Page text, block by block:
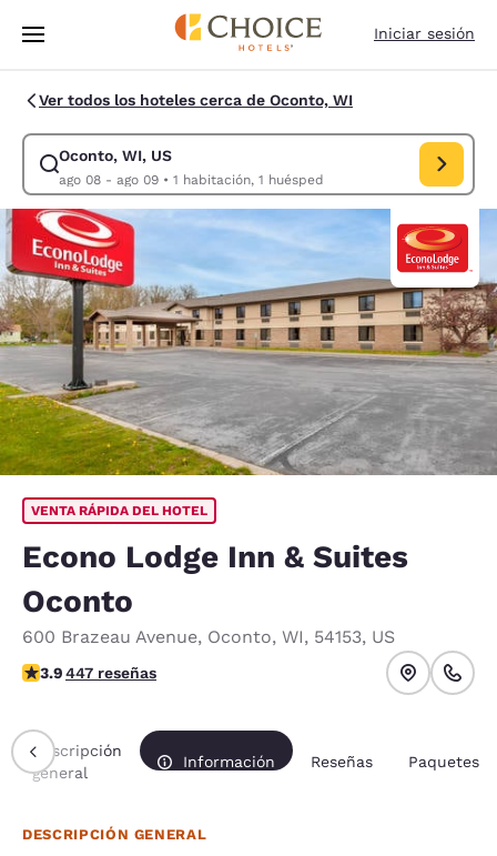
Pasar A Contenido Principal
Iniciar sesión
Ver todos los hoteles cerca de Oconto, WI
Oconto, WI, US
ago 08 - ago 09• 1 habitación, 1 huésped
Modificar la búsqueda de Oconto, WI, US. Fecha de check-in ago 08,
VENTA RÁPIDA DEL HOTEL
Econo Lodge Inn & Suites
Oconto
600 Brazeau Avenue, Oconto, WI, 54153, US
calificación de 3.91 estrellas. Bueno.
3.9447 reseñas
Descripción
general
Información Reseñas Paquetes
DESCRIPCIÓN GENERAL